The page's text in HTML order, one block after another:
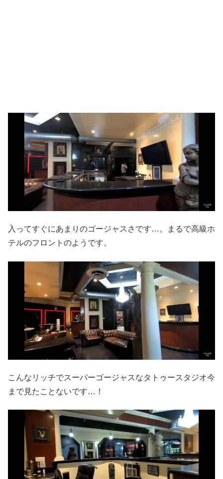
入ってすぐにあまりのゴージャスさです…。まるで高級ホ
テルのフロントのようです。
こんなリッチでスーパーゴージャスなタトゥースタジオ今
まで見たことないです…！